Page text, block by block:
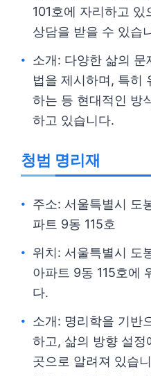
101호에 자리하고
상담을 받을 수 있습
소개: 다양한 삶의 문
법을 제시하며, 특히
하는 등 현대적인 방
하고 있습니다.
청범 명리재
주소: 서울특별시 도
파트 9동 115호
위치: 서울특별시 도
아파트 9동 115호에
다.
소개: 명리학을 기반
하고, 삶의 방향 설정
곳으로 알려져 있습